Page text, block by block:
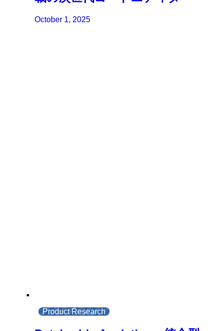
October 1, 2025
Product Research